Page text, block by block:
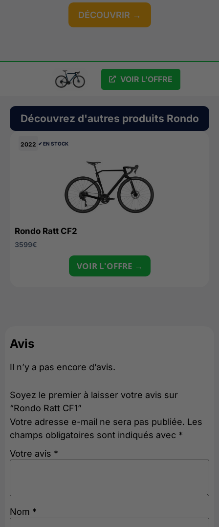
DÉCOUVRIR →
GRATUIT VOIR L'OFFRE
Découvrez d'autres produits Rondo
2022 ✔︎ EN STOCK
Rondo Ratt CF2
3599€
VOIR L'OFFRE →
Avis
Il n’y a pas encore d’avis.
Soyez le premier à laisser votre avis sur
“Rondo Ratt CF1”
Votre adresse e-mail ne sera pas publiée. Les
champs obligatoires sont indiqués avec *
Votre avis *
Nom *